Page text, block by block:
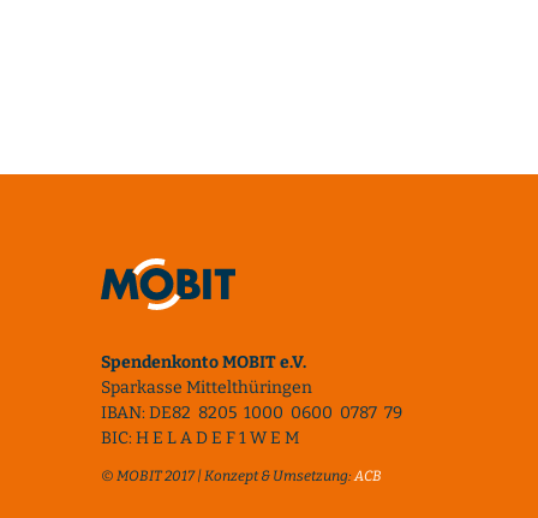
Spendenkonto MOBIT e.V.
Sparkasse Mittelthüringen
IBAN: DE82 8205 1000 0600 0787 79
BIC: H E L A D E F 1 W E M
© MOBIT 2017 | Konzept & Umsetzung:ACB